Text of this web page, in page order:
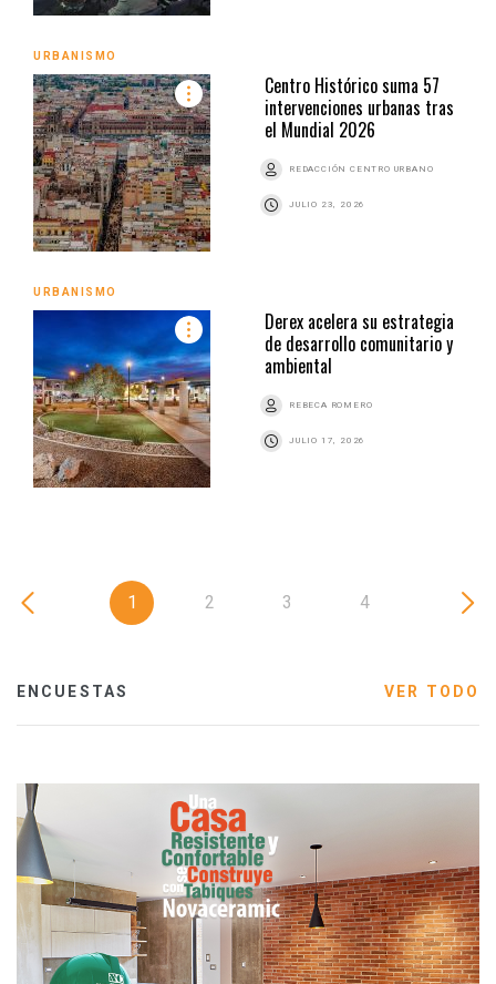
URBANISMO
Centro Histórico suma 57
intervenciones urbanas tras
el Mundial 2026
REDACCIÓN CENTRO URBANO
JULIO 23, 2026
URBANISMO
Derex acelera su estrategia
de desarrollo comunitario y
ambiental
REBECA ROMERO
JULIO 17, 2026
1 2 3 4
ENCUESTAS VER TODO